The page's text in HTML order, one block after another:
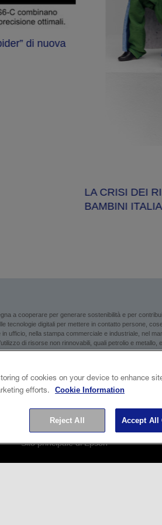
di nuova
LA CRISI DEI
BAMBINI
a cooperare per generare sostenibilità e per
tecnologie digitali per mettere in contatto persone,
ufficio, nella stampa commerciale e industriale, nel
di risorse non rinnovabili, quali petrolio e metallo,
Giappone, il Gruppo Epson genera un fatturato annuo
Sito principale di Epson
Informazioni sui cookie
of cookies on your device to enhance
efforts.
Cookie Information
Reject All Accept All